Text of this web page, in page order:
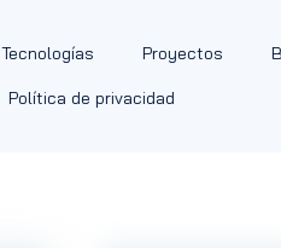
Tecnologías Proyectos
Política de privacidad